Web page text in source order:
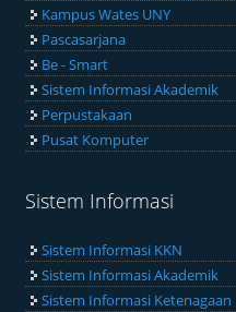
Kampus Wates UNY
Pascasarjana
Be - Smart
Sistem Informasi Akademik
Perpustakaan
Pusat Komputer
Sistem Informasi
Sistem Informasi KKN
Sistem Informasi Akademik
Sistem Informasi Ketenagaan